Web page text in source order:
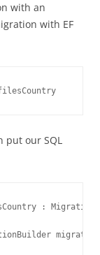
with an
with EF
put our SQL
: Migration